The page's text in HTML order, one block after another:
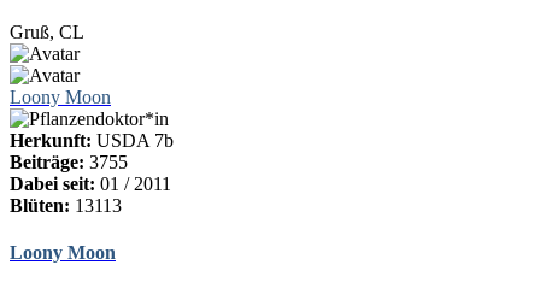
Gruß, CL
Loony Moon
Herkunft: USDA 7b
Beiträge: 3755
Dabei seit: 01 / 2011
Blüten: 13113
Loony Moon